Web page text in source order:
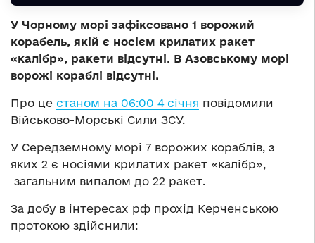
У Чорному морі зафіксовано 1 ворожий
корабель, якій є носієм крилатих ракет
«калібр», ракети відсутні. В Азовському морі
ворожі кораблі відсутні.
Про це станом на 06:00 4 січня повідомили
Військово-Морські Сили ЗСУ.
У Середземному морі 7 ворожих кораблів, з
яких 2 є носіями крилатих ракет «калібр»,
загальним випалом до 22 ракет.
За добу в інтересах рф прохід Керченською
протокою здійснили: